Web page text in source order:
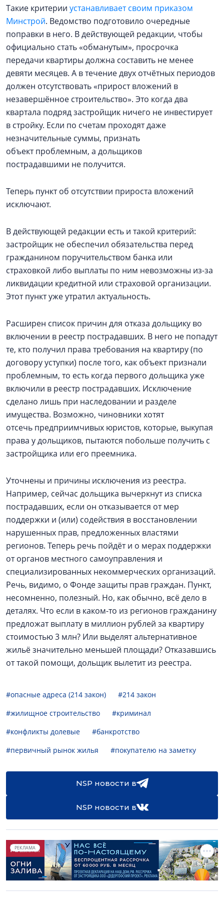
Такие критерии устанавливает своим приказом
Минстрой. Ведомство подготовило очередные
поправки в него. В действующей редакции, чтобы
официально стать «обманутым», просрочка
передачи квартиры должна составить не менее
девяти месяцев. А в течение двух отчётных периодов
должен отсутствовать «прирост вложений в
незавершённое строительство». Это когда два
квартала подряд застройщик ничего не инвестирует
в стройку. Если по счетам проходят даже
незначительные суммы, признать
объект проблемным, а дольщиков
пострадавшими не получится.
Теперь пункт об отсутствии прироста вложений
исключают.
В действующей редакции есть и такой критерий:
застройщик не обеспечил обязательства перед
гражданином поручительством банка или
страховкой либо выплаты по ним невозможны из-за
ликвидации кредитной или страховой организации.
Этот пункт уже утратил актуальность.
Расширен список причин для отказа дольщику во
включении в реестр пострадавших. В него не попадут
те, кто получил права требования на квартиру (по
договору уступки) после того, как объект признали
проблемным, то есть когда первого дольщика уже
включили в реестр пострадавших. Исключение
сделано лишь при наследовании и разделе
имущества. Возможно, чиновники хотят
отсечь предприимчивых юристов, которые, выкупая
права у дольщиков, пытаются побольше получить с
застройщика или его преемника.
Уточнены и причины исключения из реестра.
Например, сейчас дольщика вычеркнут из списка
пострадавших, если он отказывается от мер
поддержки и (или) содействия в восстановлении
нарушенных прав, предложенных властями
регионов. Теперь речь пойдёт и о мерах поддержки
от органов местного самоуправления и
специализированных некоммерческих организаций.
Речь, видимо, о Фонде защиты прав граждан. Пункт,
несомненно, полезный. Но, как обычно, всё дело в
деталях. Что если в каком-то из регионов гражданину
предложат выплату в миллион рублей за квартиру
стоимостью 3 млн? Или выделят альтернативное
жильё значительно меньшей площади? Отказавшись
от такой помощи, дольщик вылетит из реестра.
#опасные адреса (214 закон)
#214 закон
#жилищное строительство
#криминал
#конфликты долевые
#банкротство
#первичный рынок жилья
#покупателю на заметку
NSP новости в
NSP новости в
РЕКЛАМА